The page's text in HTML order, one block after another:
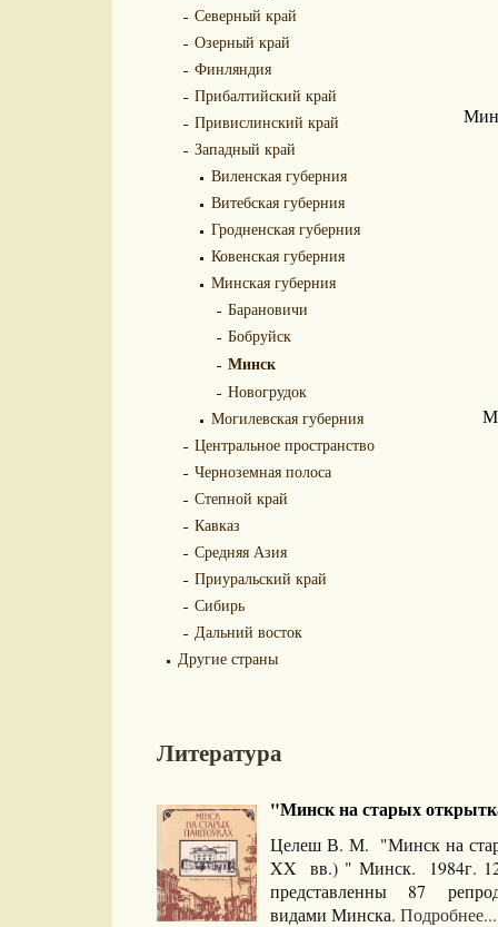
Северный край
Озерный край
Финляндия
Прибалтийский край
Привислинский край
Западный край
Виленская губерния
Витебская губерния
Гродненская губерния
Ковенская губерния
Минская губерния
Барановичи
Бобруйск
Минск
Новогрудок
Могилевская губерния
Центральное пространство
Черноземная полоса
Степной край
Кавказ
Средняя Азия
Приуральский край
Сибирь
Дальний восток
Другие страны
Литература
"Минск на старых
Целеш В. М. "Минск на
XX вв.) " Минск. 1984г.
представленны 87
видами Минска. Подробнее...